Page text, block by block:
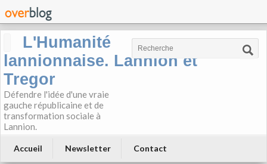
L'Humanité
lannionnaise. Lannion et
Tregor
Défendre l'idée d'une vraie
gauche républicaine et de
transformation sociale à
Lannion.
Accueil Newsletter Contact